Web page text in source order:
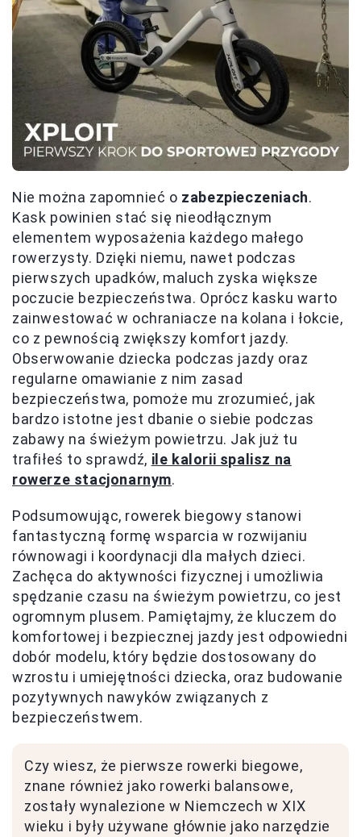
Nie można zapomnieć o zabezpieczeniach.
Kask powinien stać się nieodłącznym
elementem wyposażenia każdego małego
rowerzysty. Dzięki niemu, nawet podczas
pierwszych upadków, maluch zyska większe
poczucie bezpieczeństwa. Oprócz kasku warto
zainwestować w ochraniacze na kolana i łokcie,
co z pewnością zwiększy komfort jazdy.
Obserwowanie dziecka podczas jazdy oraz
regularne omawianie z nim zasad
bezpieczeństwa, pomoże mu zrozumieć, jak
bardzo istotne jest dbanie o siebie podczas
zabawy na świeżym powietrzu. Jak już tu
trafiłeś to sprawdź, ile kalorii spalisz na
rowerze stacjonarnym.
Podsumowując, rowerek biegowy stanowi
fantastyczną formę wsparcia w rozwijaniu
równowagi i koordynacji dla małych dzieci.
Zachęca do aktywności fizycznej i umożliwia
spędzanie czasu na świeżym powietrzu, co jest
ogromnym plusem. Pamiętajmy, że kluczem do
komfortowej i bezpiecznej jazdy jest odpowiedni
dobór modelu, który będzie dostosowany do
wzrostu i umiejętności dziecka, oraz budowanie
pozytywnych nawyków związanych z
bezpieczeństwem.
Czy wiesz, że pierwsze rowerki biegowe,
znane również jako rowerki balansowe,
zostały wynalezione w Niemczech w XIX
wieku i były używane głównie jako narzędzie